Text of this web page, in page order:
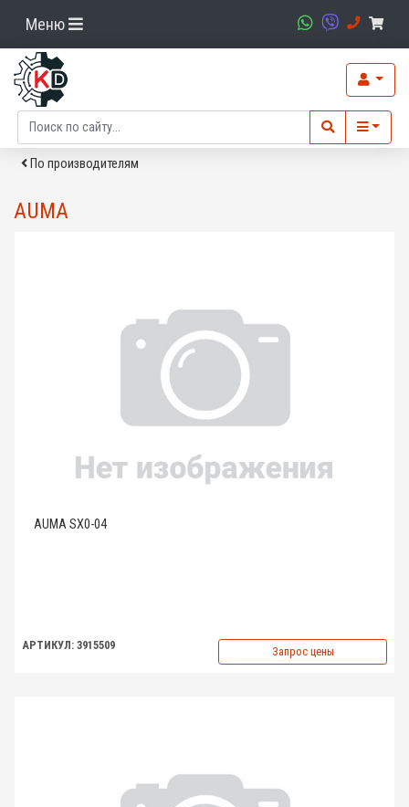
Меню
По производителям
AUMA
AUMA SX0-04
АРТИКУЛ: 3915509 Запрос цены